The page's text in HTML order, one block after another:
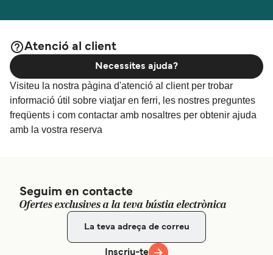
Atenció al client
Visiteu la nostra pàgina d'atenció al client per trobar
informació útil sobre viatjar en ferri, les nostres preguntes
freqüents i com contactar amb nosaltres per obtenir ajuda
amb la vostra reserva
Necessites ajuda?
Seguim en contacte
Ofertes exclusives a la teva bústia electrònica
Inscriu-te